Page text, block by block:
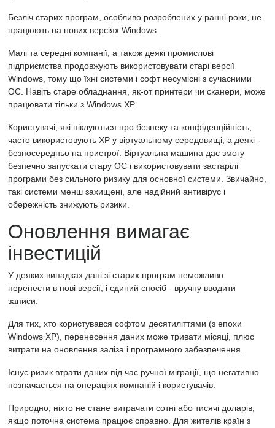
Безліч старих програм, особливо розроблених у ранні роки, не
працюють на нових версіях Windows.
Малі та середні компанії, а також деякі промислові
підприємства продовжують використовувати старі версії
Windows, тому що їхні системи і софт несумісні з сучасними
ОС. Навіть старе обладнання, як-от принтери чи сканери, може
працювати тільки з Windows XP.
Користувачі, які піклуються про безпеку та конфіденційність,
часто використовують XP у віртуальному середовищі, а деякі -
безпосередньо на пристрої. Віртуальна машина дає змогу
безпечно запускати стару ОС і використовувати застарілі
програми без сильного ризику для основної системи. Звичайно,
такі системи менш захищені, але надійний антивірус і
обережність знижують ризики.
Оновлення вимагає
інвестицій
У деяких випадках дані зі старих програм неможливо
перенести в нові версії, і єдиний спосіб - вручну вводити
записи.
Для тих, хто користувався софтом десятиліттями (з епохи
Windows XP), перенесення даних може тривати місяці, плюс
витрати на оновлення заліза і програмного забезпечення.
Існує ризик втрати даних під час ручної міграції, що негативно
позначається на операціях компаній і користувачів.
Природно, ніхто не стане витрачати сотні або тисячі доларів,
якщо поточна система працює справно. Для жителів країн з